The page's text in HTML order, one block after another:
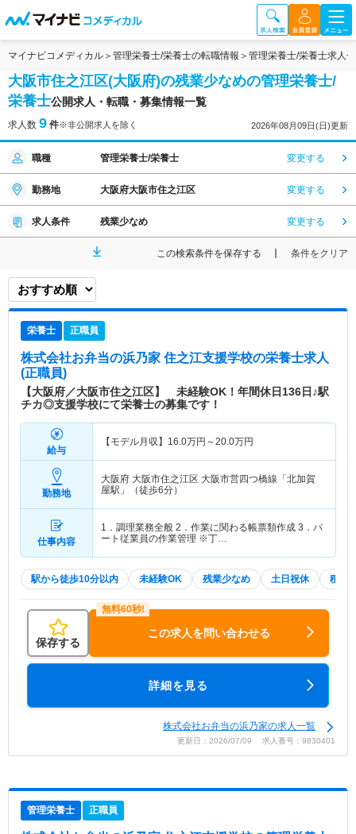
マイナビコメディカル 管理栄養士/栄養士の転職情報 管理栄養士/栄養士求人
大阪市住之江区(大阪府)の残業少なめの管理栄養士/
栄養士公開求人・転職・募集情報一覧
求人数 9 件※非公開求人を除く 2026年08月09日(日)更新
職種 管理栄養士/栄養士 変更する
勤務地 大阪府大阪市住之江区 変更する
求人条件 残業少なめ 変更する
この検索条件を保存する 条件をクリア
栄養士 正職員
株式会社お弁当の浜乃家 住之江支援学校の栄養士求人
(正職員)
【大阪府／大阪市住之江区】 未経験OK！年間休日136日♪駅
チカ◎支援学校にて栄養士の募集です！
給与
【モデル月収】 16.0万円～20.0万円
勤務地
大阪府 大阪市住之江区 大阪市営四つ橋線「北加賀
屋駅」（徒歩6分）
仕事内容
1．調理業務全般 2．作業に関わる帳票類作成 3．パ
ート従業員の作業管理 ※丁…
駅から徒歩10分以内 未経験OK 残業少なめ 土日祝休 積極
保存する
この求人を問い合わせる
詳細を見る
株式会社お弁当の浜乃家の求人一覧
更新日：2026/07/09 求人番号：9830401
管理栄養士 正職員